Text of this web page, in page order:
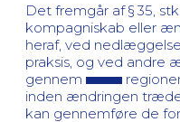
Det fremgår af § 35,
kompagniskab eller
heraf, ved
praksis, og ved andre
gennem
inden ændringen
kan gennemføre de